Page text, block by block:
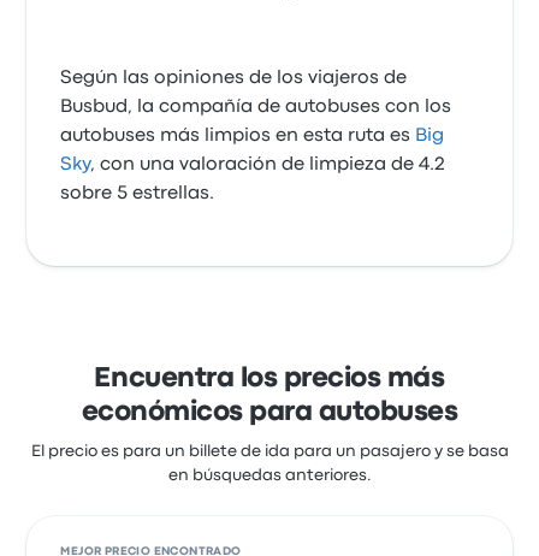
Según las opiniones de los viajeros de
Busbud, la compañía de autobuses con los
autobuses más limpios en esta ruta es Big
Sky, con una valoración de limpieza de 4.2
sobre 5 estrellas.
Encuentra los precios más
económicos para autobuses
El precio es para un billete de ida para un pasajero y se basa
en búsquedas anteriores.
MEJOR PRECIO ENCONTRADO